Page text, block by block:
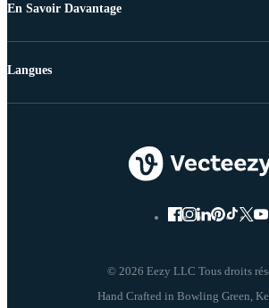
En Savoir Davantage
© 2026 Eezy LLC Tous droits
Langues